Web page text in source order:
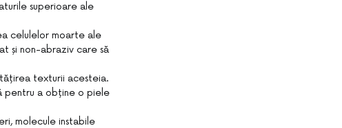
superioare ale
celulelor moarte ale
și non-abraziv care să
texturii acesteia.
pentru a obține o piele
molecule instabile